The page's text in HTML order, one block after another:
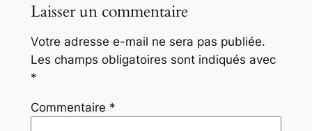
Laisser un commentaire
Votre adresse e-mail ne sera pas publiée.
Les champs obligatoires sont indiqués avec
*
Commentaire *